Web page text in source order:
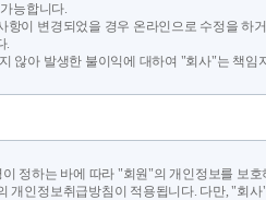
능합니다.
이 변경되었을 경우 온라인으로 수정을 하
.
않아 발생한 불이익에 대하여 "회사"는 책임
정하는 바에 따라 "회원"의 개인정보를 보
개인정보취급방침이 적용됩니다. 다만, "회